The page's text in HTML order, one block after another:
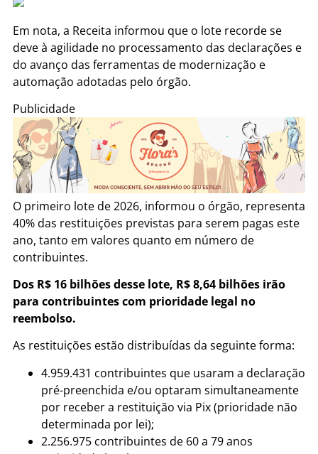
Em nota, a Receita informou que o lote recorde se
deve à agilidade no processamento das declarações e
do avanço das ferramentas de modernização e
automação adotadas pelo órgão.
Publicidade
O primeiro lote de 2026, informou o órgão, representa
40% das restituições previstas para serem pagas este
ano, tanto em valores quanto em número de
contribuintes.
Dos R$ 16 bilhões desse lote, R$ 8,64 bilhões irão
para contribuintes com prioridade legal no
reembolso.
As restituições estão distribuídas da seguinte forma:
4.959.431 contribuintes que usaram a declaração
pré-preenchida e/ou optaram simultaneamente
por receber a restituição via Pix (prioridade não
determinada por lei);
2.256.975 contribuintes de 60 a 79 anos